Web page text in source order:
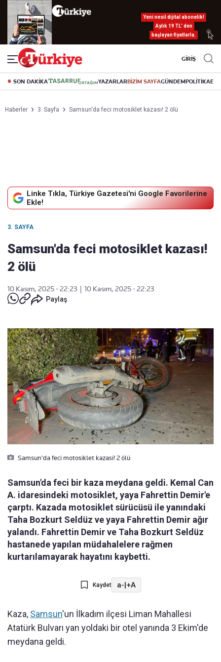
Yeni nesil dijital abonelik!
Aylık 19 TL’ den
başlayan fiyatlarla.
GİRİŞ
SON DAKİKA YAZARLARBİZİM SAYFAGÜNDEMPOLİTİKA
Haberler 3. Sayfa Samsun'da feci motosiklet kazası! 2 ölü
Linke Tıkla, Türkiye Gazetesi'ni Google Favorilerine
Ekle!
3. SAYFA
Samsun'da feci motosiklet kazası!
2 ölü
10 Kasım, 2025 - 22:23
10 Kasım, 2025 - 22:23
Paylaş
Samsun'da feci motosiklet kazasi! 2 ölü
Samsun'da feci bir kaza meydana geldi. Kemal Can
A. idaresindeki motosiklet, yaya Fahrettin Demir'e
çarptı. Kazada motosiklet sürücüsü ile yanındaki
Taha Bozkurt Seldüz ve yaya Fahrettin Demir ağır
yalandı. Fahrettin Demir ve Taha Bozkurt Seldüz
hastanede yapılan müdahalelere rağmen
kurtarılamayarak hayatını kaybetti.
Kaydet a-|+A
Kaza, Samsun'un İlkadım ilçesi Liman Mahallesi
Atatürk Bulvarı yan yoldaki bir otel yanında 3 Ekim'de
meydana geldi.